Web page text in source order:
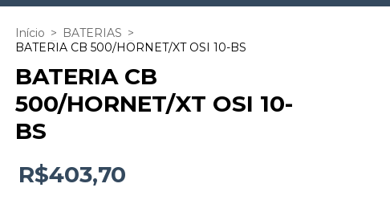
Início > BATERIAS >
BATERIA CB 500/HORNET/XT OSI 10-BS
BATERIA CB
500/HORNET/XT OSI 10-
BS
R$403,70